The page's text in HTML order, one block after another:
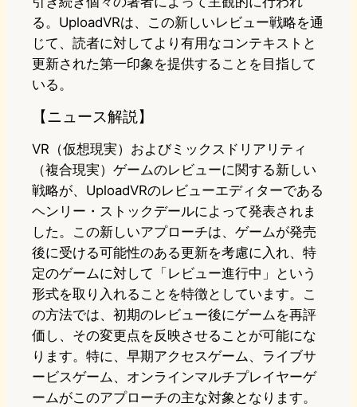
る。UploadVRは、この新しいレビュー戦略を通
じて、読者に対してより有用なコンテキストと
更新された第一印象を提供することを目指して
いる。
【ニュース解説】
VR（仮想現実）およびミックスドリアリティ
（複合現実）ゲームのレビューに関する新しい
戦略が、UploadVRのレビューエディターである
ヘンリー・ストックデールによって発表されま
した。この新しいアプローチは、ゲームが発売
後に受ける可能性のある更新を考慮に入れ、特
定のゲームに対して「レビュー進行中」という
形式を取り入れることを特徴としています。こ
の方法では、初期のレビュー後にゲームを再評
価し、その変更点を反映させることが可能にな
ります。特に、早期アクセスゲーム、ライブサ
ービスゲーム、オンラインマルチプレイヤーゲ
ームがこのアプローチの主な対象となります。